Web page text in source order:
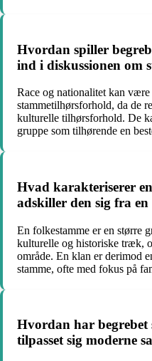
Hvordan spiller
ind i diskussionen om
Race og nationalitet kan være
stammetilhørsforhold, da de
kulturelle tilhørsforhold. De
gruppe som tilhørende en
Hvad karakteriserer
adskiller den sig fra
En folkestamme er en større
kulturelle og historiske træk,
område. En klan er derimod
stamme, ofte med fokus på
Hvordan har begrebet
tilpasset sig moderne